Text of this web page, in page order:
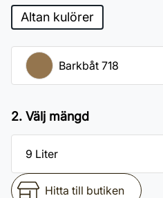
Altan kulörer
2. Välj mängd
Hitta till butiken